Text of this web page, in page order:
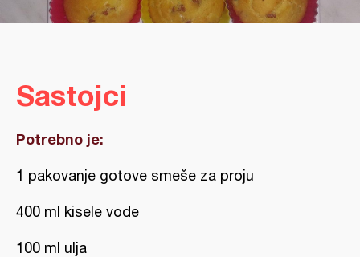
Sastojci
Potrebno je:
1 pakovanje gotove smeše za proju
400 ml kisele vode
100 ml ulja